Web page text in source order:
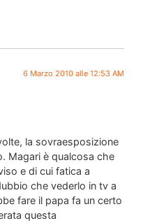
6 Marzo 2010 alle 12:53 AM
la sovraesposizione
Magari è qualcosa che
e di cui fatica a
che vederlo in tv a
fare il papa fa un certo
questa